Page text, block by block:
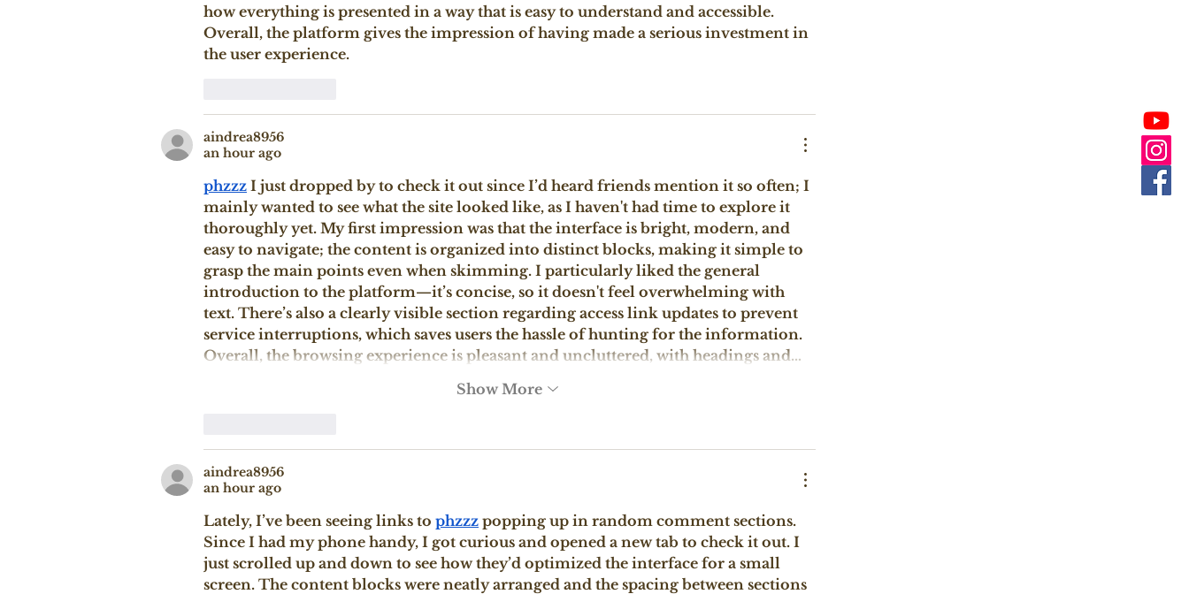
how everything is presented in a way that is easy to understand and accessible.
Overall, the platform gives the impression of having made a serious investment in
the user experience.
aindrea8956
an hour ago
phzzz I just dropped by to check it out since I’d heard friends mention it so often; I
mainly wanted to see what the site looked like, as I haven't had time to explore it
thoroughly yet. My first impression was that the interface is bright, modern, and
easy to navigate; the content is organized into distinct blocks, making it simple to
grasp the main points even when skimming. I particularly liked the general
introduction to the platform—it’s concise, so it doesn't feel overwhelming with
text. There’s also a clearly visible section regarding access link updates to prevent
service interruptions, which saves users the hassle of hunting for the information.
Overall, the browsing experience is pleasant and uncluttered, with headings and…
Show More
aindrea8956
an hour ago
Lately, I’ve been seeing links to phzzz popping up in random comment sections.
Since I had my phone handy, I got curious and opened a new tab to check it out. I
just scrolled up and down to see how they’d optimized the interface for a small
screen. The content blocks were neatly arranged and the spacing between sections